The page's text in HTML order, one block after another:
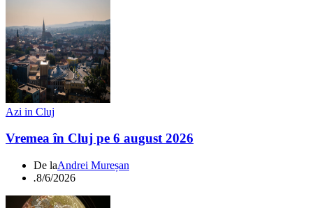
Azi in Cluj
Vremea în Cluj pe 6 august 2026
De laAndrei Mureșan
.8/6/2026